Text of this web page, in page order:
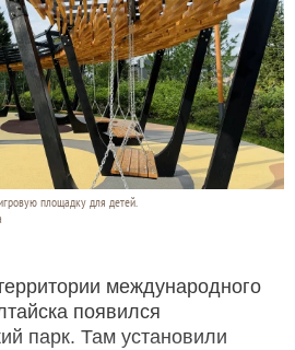
площадку для детей.
международного
появился
парк. Там установили